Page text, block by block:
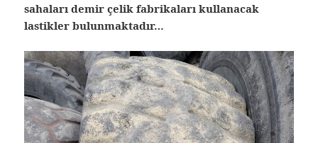
sahaları demir çelik fabrikaları kullanacak
lastikler bulunmaktadır…